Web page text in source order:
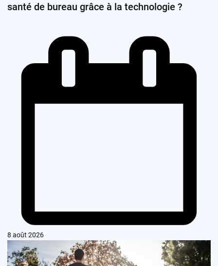
santé de bureau grâce à la technologie ?
8 août 2026